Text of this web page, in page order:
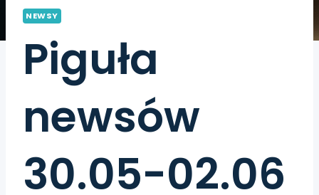
NEWSY
Piguła
newsów
30.05-02.06